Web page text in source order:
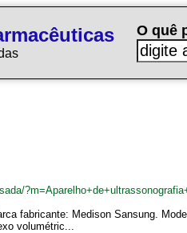
O quê
fabricante: Medison Sansung.
volumétric...